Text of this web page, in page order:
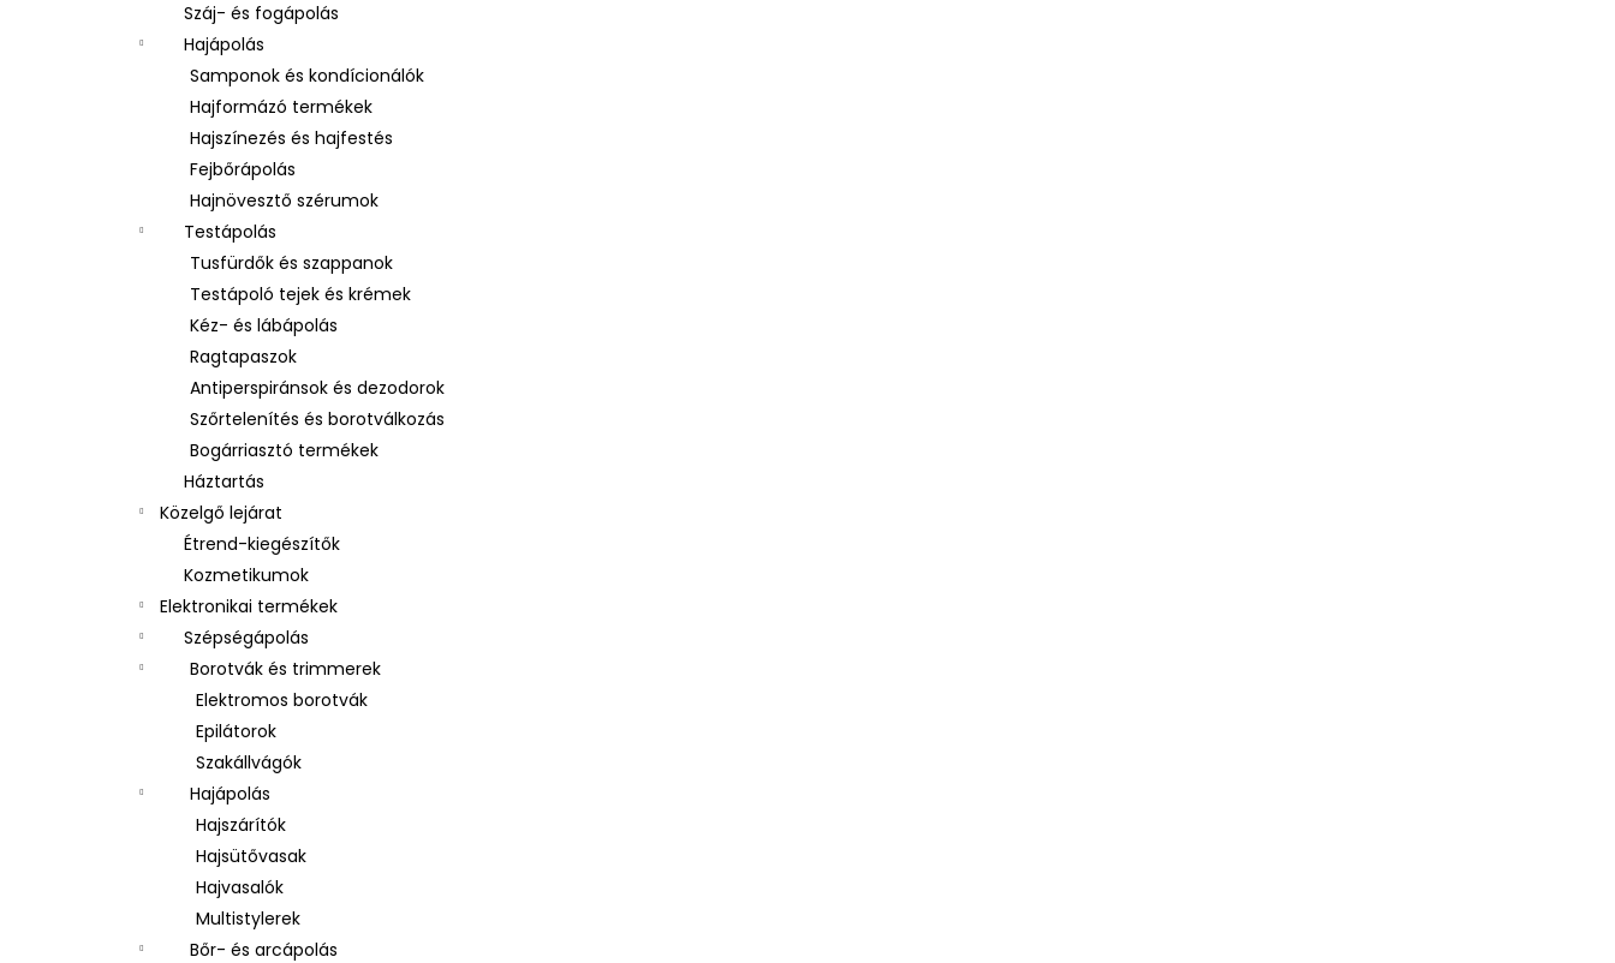
Száj- és fogápolás
Hajápolás
Samponok és kondícionálók
Hajformázó termékek
Hajszínezés és hajfestés
Fejbőrápolás
Hajnövesztő szérumok
Testápolás
Tusfürdők és szappanok
Testápoló tejek és krémek
Kéz- és lábápolás
Ragtapaszok
Antiperspiránsok és dezodorok
Szőrtelenítés és borotválkozás
Bogárriasztó termékek
Háztartás
Közelgő lejárat
Étrend-kiegészítők
Kozmetikumok
Elektronikai termékek
Szépségápolás
Borotvák és trimmerek
Elektromos borotvák
Epilátorok
Szakállvágók
Hajápolás
Hajszárítók
Hajsütővasak
Hajvasalók
Multistylerek
Bőr- és arcápolás